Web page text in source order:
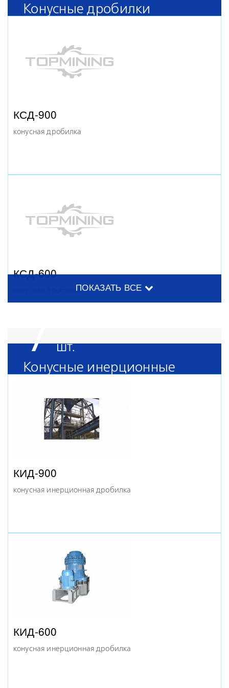
щековая дробилка
щековая дробилка
Конусные дробилки
КСД-900
конусная дробилка
КСД-600
конусная дробилка
КСД-2200 Т
КСД-2200 ГР
ПОКАЗАТЬ ВСЕ
Конусные инерционные
7
КИД-900
конусная инерционная дробилка
КИД-600
конусная инерционная дробилка